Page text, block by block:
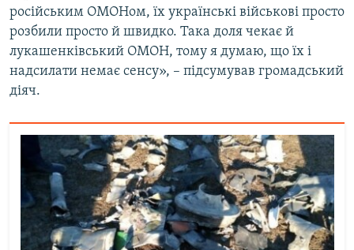
російським ОМОНом, їх українські військові просто
розбили просто й швидко. Така доля чекає й
лукашенківський ОМОН, тому я думаю, що їх і
надсилати немає сенсу», – підсумував громадський
діяч.